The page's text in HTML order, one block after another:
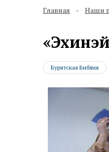
Главная Наши
Бурятская Библия